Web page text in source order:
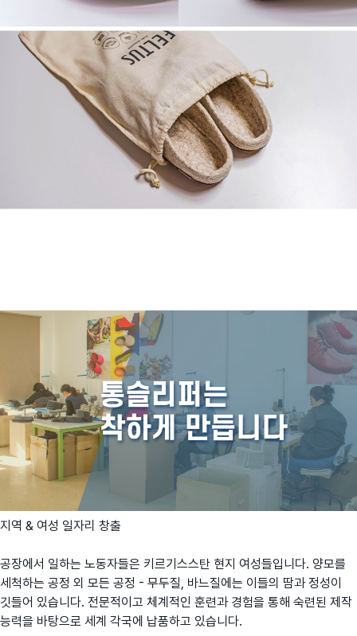
지역 & 여성 일자리 창출
공장에서 일하는 노동자들은 키르기스스탄 현지 여성들입니다. 양모를
세척하는 공정 외 모든 공정 - 무두질, 바느질에는 이들의 땀과 정성이
깃들어 있습니다. 전문적이고 체계적인 훈련과 경험을 통해 숙련된 제작
능력을 바탕으로 세계 각국에 납품하고 있습니다.